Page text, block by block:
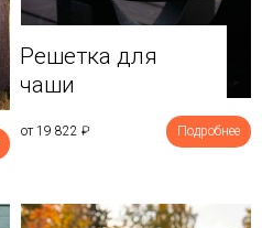
Решетка для
чаши
от 19 822 ₽ Подробнее